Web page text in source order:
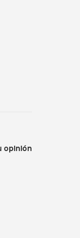
opinión